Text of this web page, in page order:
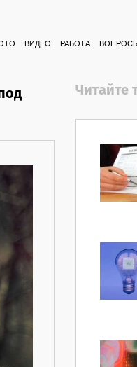
ВИДЕО РАБОТА
Читайте